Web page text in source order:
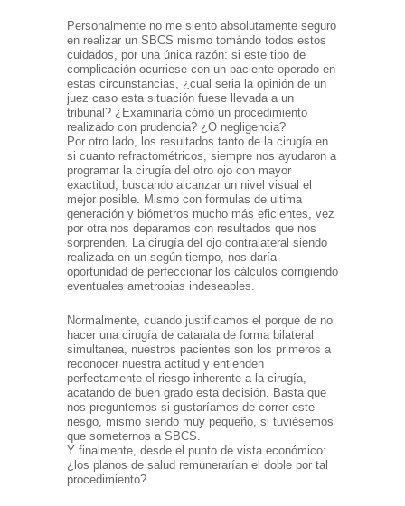
Personalmente no me siento absolutamente seguro
en realizar un SBCS mismo tomándo todos estos
cuidados, por una única razón: si este tipo de
complicación ocurriese con un paciente operado en
estas circunstancias, ¿cual seria la opinión de un
juez caso esta situación fuese llevada a un
tribunal? ¿Examinaría cómo un procedimiento
realizado con prudencia? ¿O negligencia?
Por otro lado, los resultados tanto de la cirugía en
si cuanto refractométricos, siempre nos ayudaron a
programar la cirugía del otro ojo con mayor
exactitud, buscando alcanzar un nivel visual el
mejor posible. Mismo con formulas de ultima
generación y biómetros mucho más eficientes, vez
por otra nos deparamos con resultados que nos
sorprenden. La cirugía del ojo contralateral siendo
realizada en un según tiempo, nos daría
oportunidad de perfeccionar los cálculos corrigiendo
eventuales ametropias indeseables.
Normalmente, cuando justificamos el porque de no
hacer una cirugía de catarata de forma bilateral
simultanea, nuestros pacientes son los primeros a
reconocer nuestra actitud y entienden
perfectamente el riesgo inherente a la cirugía,
acatando de buen grado esta decisión. Basta que
nos preguntemos si gustaríamos de correr este
riesgo, mismo siendo muy pequeño, si tuviésemos
que someternos a SBCS.
Y finalmente, desde el punto de vista económico:
¿los planos de salud remunerarían el doble por tal
procedimiento?